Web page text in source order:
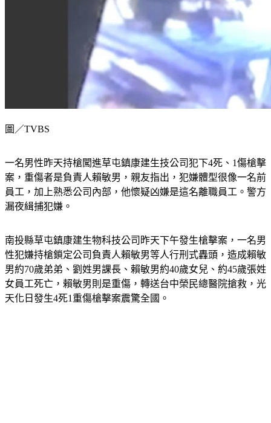
圖／TVBS
一名男性昨天持槍闖進草屯鎮康建生技公司犯下4死、1傷槍擊
案，重傷者是負責人賴敏男，親友指出，犯嫌體型很像一名前
員工，加上熟悉公司內部，他懷疑凶嫌是這名離職員工。警方
漏夜緝捕犯嫌。
南投縣草屯鎮康建生物科技公司昨天下午發生槍擊案，一名男
性犯嫌持槍鎖定公司負責人賴敏男等人行刑式轟頭，造成賴敏
男約70歲弟弟、劉姓男課長、賴敏男約40歲女兒、約45歲張姓
女員工死亡，賴敏男則是重傷，轉送台中榮民總醫院搶救，光
天化日發生4死1重傷槍擊案震驚全國。